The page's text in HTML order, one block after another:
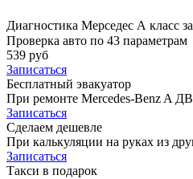
Диагностика Мерседес А класс
Проверка авто по 43 параметрам
539 руб
Записаться
Бесплатный эвакуатор
При ремонте Mercedes-Benz A
Записаться
Сделаем дешевле
При калькуляции на руках из
Записаться
Такси в подарок